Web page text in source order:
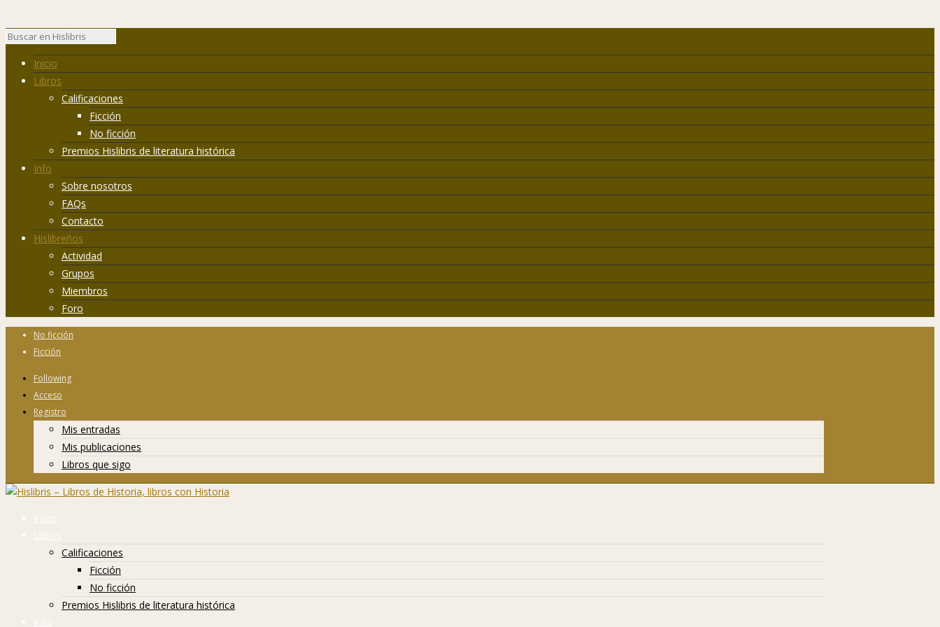
Inicio
Libros
Calificaciones
Ficción
No ficción
Premios Hislibris de literatura histórica
Info
Sobre nosotros
FAQs
Contacto
Hislibreños
Actividad
Grupos
Miembros
Foro
No ficción
Ficción
Following
Acceso
Registro
Mis entradas
Mis publicaciones
Libros que sigo
Inicio
Libros
Calificaciones
Ficción
No ficción
Premios Hislibris de literatura histórica
Info